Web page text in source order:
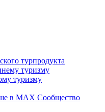
турпродукта
туризму
туризму
в MAX Сообщество